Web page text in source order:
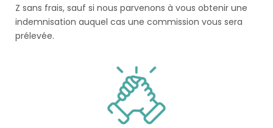
Z sans frais, sauf si nous parvenons à vous obtenir une
indemnisation auquel cas une commission vous sera
prélevée.